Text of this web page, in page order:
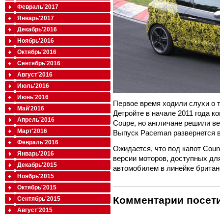
Первое время ходили слухи о
Детройте в начале 2011 года
Coupe, но англичане решили
Выпуск Paceman развернется
Ожидается, что под капот
версии моторов, доступных
автомобилем в линейке
Комментарии
Февраль'2017
Январь'2017
Декабрь'2016
Ноябрь'2016
Октябрь'2016
Сентябрь'2016
Август'2016
Июль'2016
Июнь'2016
Май'2016
Апрель'2016
Март'2016
Февраль'2016
Январь'2016
Декабрь'2015
Ноябрь'2015
Октябрь'2015
Сентябрь'2015
Август'2015